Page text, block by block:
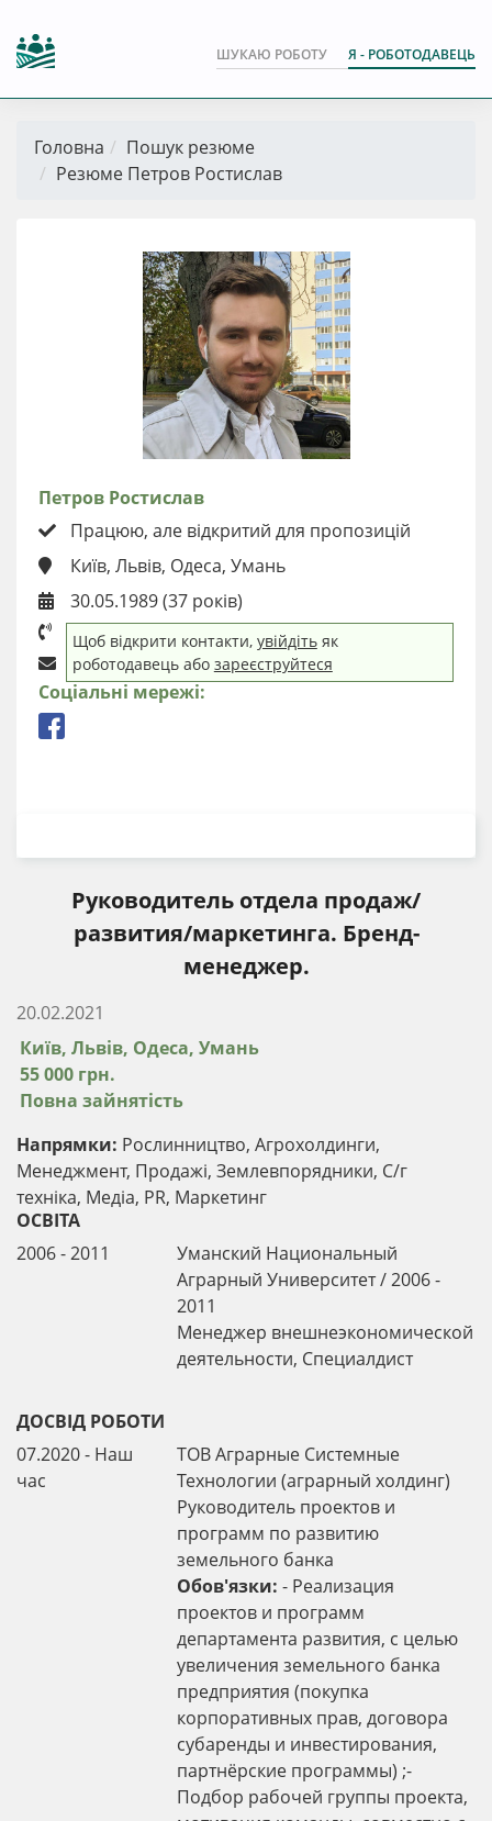
ШУКАЮ РОБОТУ Я - РОБОТОДАВЕЦЬ
Головна
Пошук резюме
Резюме Петров Ростислав
Петров Ростислав
Працюю, але відкритий для пропозицій
Київ, Львів, Одеса, Умань
30.05.1989 (37 років)
Щоб відкрити контакти, увійдітьяк
роботодавець або зареєструйтеся
Соціальні мережі:
Руководитель отдела продаж/
развития/маркетинга. Бренд-
менеджер.
20.02.2021
Київ, Львів, Одеса, Умань
55 000 грн.
Повна зайнятість
Напрямки: Рослинництво, Агрохолдинги,
Менеджмент, Продажі, Землевпорядники, С/г
техніка, Медіа, PR, Маркетинг
ОСВІТА
2006 - 2011
Уманский Национальный
Аграрный Университет / 2006 -
2011
Менеджер внешнеэкономической
деятельности, Специалдист
ДОСВІД РОБОТИ
07.2020 - Наш
час
ТОВ Аграрные Системные
Технологии (аграрный холдинг)
Руководитель проектов и
программ по развитию
земельного банка
Обов'язки: - Реализация
проектов и программ
департамента развития, с целью
увеличения земельного банка
предприятия (покупка
корпоративных прав, договора
субаренды и инвестирования,
партнёрские программы) ;-
Подбор рабочей группы проекта,